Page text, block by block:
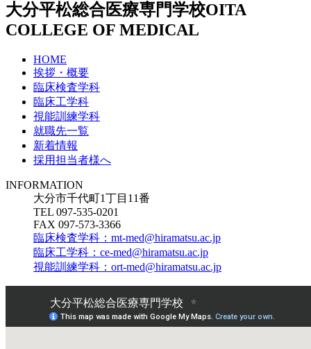
大分平松総合医療専門学校OITA
COLLEGE OF MEDICAL
HOME
挨拶・概要
臨床検査学科
臨床工学科
視能訓練学科
就職先一覧
新着情報
採用担当者様へ
INFORMATION
大分市千代町1丁目11番
TEL 097-535-0201
FAX 097-573-3366
臨床検査学科：mt-med@hiramatsu.ac.jp
臨床工学科：ce-med@hiramatsu.ac.jp
視能訓練学科：ort-med@hiramatsu.ac.jp